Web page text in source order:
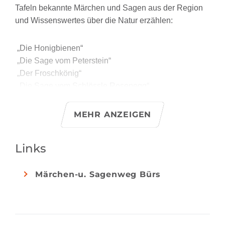
Tafeln bekannte Märchen und Sagen aus der Region
und Wissenswertes über die Natur erzählen:
„Die Honigbienen“
„Die Sage vom Peterstein“
„Der Froschkönig“
Die Tafeln wurden von den Kindern des Kindergartens,
in Szene gesetzt. Lustige Holzmännchen begleiten
Vergnügen für Groß und Klein!
MEHR ANZEIGEN
Links
Märchen-u. Sagenweg Bürs